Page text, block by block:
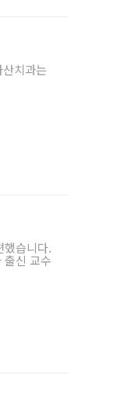
치과는
했습니다.
출신 교수